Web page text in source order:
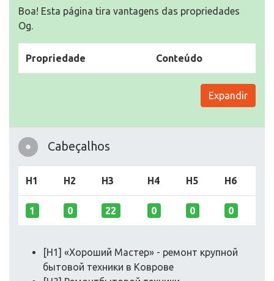
Boa! Esta página tira vantagens das propriedades
Og.
Propriedade Conteúdo
Expandir
Cabeçalhos
H1 H2 H3 H4 H5 H6
1 0 22 0 0 0
[H1] «Хороший Мастер» - ремонт крупной
бытовой техники в Коврове